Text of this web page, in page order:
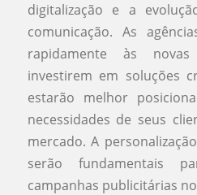
digitalização e a
comunicação. As
rapidamente às
investirem em soluções
estarão melhor
necessidades de seus
mercado. A
serão fundamentais
campanhas publicitárias